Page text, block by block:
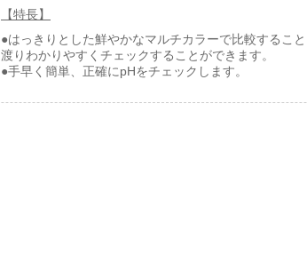
【特長】
●はっきりとした鮮やかなマルチカラーで比較するこ
渡りわかりやすくチェックすることができます。
●手早く簡単、正確にpHをチェックします。